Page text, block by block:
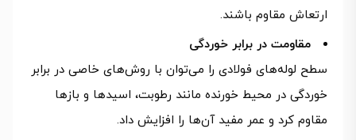
ارتعاش مقاوم باشند.
مقاومت در برابر خوردگی
سطح لوله‌های فولادی را می‌توان با روش‌های خاصی در برابر
خوردگی در محیط خورنده مانند رطوبت، اسیدها و بازها
مقاوم کرد و عمر مفید آن‌ها را افزایش داد.